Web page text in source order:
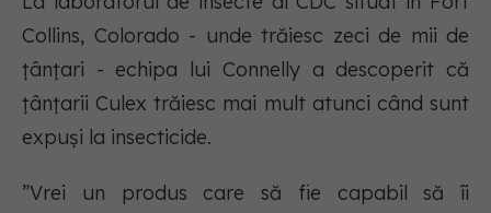
Collins, Colorado - unde trăiesc zeci de mii de
țânțari - echipa lui Connelly a descoperit că
țânțarii Culex trăiesc mai mult atunci când sunt
expuși la insecticide.
”Vrei un produs care să fie capabil să îi